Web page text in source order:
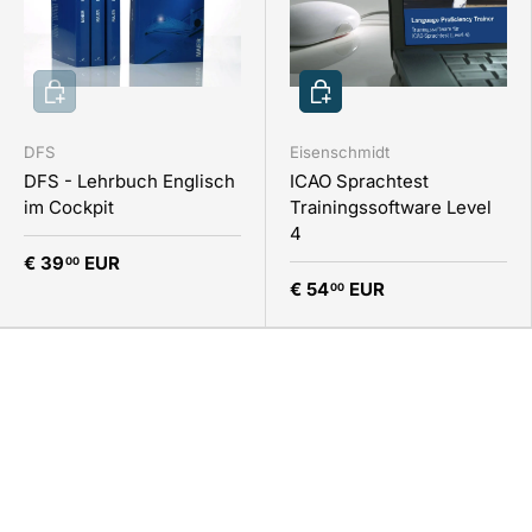
DFS
DFS - Lehrbuch Englisch
im Cockpit
€ 3900 EUR
In den Warenkorb
Eisenschmidt
ICAO Sprachtest
Trainingssoftware Level
4
€ 5400 EUR
In den Warenkorb